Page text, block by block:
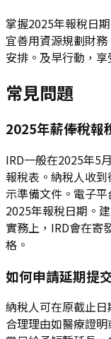
掌握2025年報稅日
宜善用資源規劃財
安排。及早行動，享
常見問題
2025年薪俸稅報
IRD一般在2025年5
報稅表。納稅人收
示準備文件。電子
2025年報稅日期。
實務上，IRD會在寄
格。
如何申請延期提
納稅人可在原截止
合理理由如醫療證